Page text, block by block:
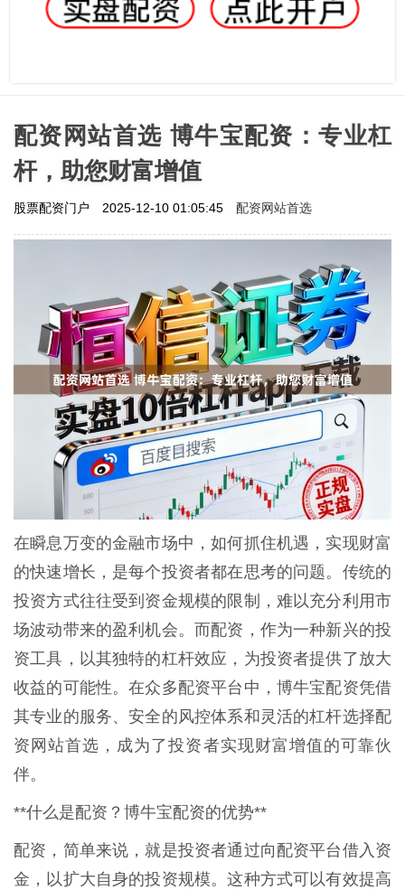
配资网站首选 博牛宝配资：专业杠
杆，助您财富增值
股票配资门户 2025-12-10 01:05:45 配资网站首选
在瞬息万变的金融市场中，如何抓住机遇，实现财富
的快速增长，是每个投资者都在思考的问题。传统的
投资方式往往受到资金规模的限制，难以充分利用市
场波动带来的盈利机会。而配资，作为一种新兴的投
资工具，以其独特的杠杆效应，为投资者提供了放大
收益的可能性。在众多配资平台中，博牛宝配资凭借
其专业的服务、安全的风控体系和灵活的杠杆选择配
资网站首选，成为了投资者实现财富增值的可靠伙
伴。
**什么是配资？博牛宝配资的优势**
配资，简单来说，就是投资者通过向配资平台借入资
金，以扩大自身的投资规模。这种方式可以有效提高